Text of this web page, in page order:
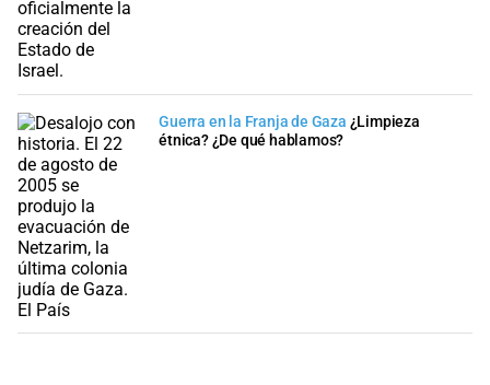
Guerra en la Franja de Gaza ¿Limpieza
étnica? ¿De qué hablamos?